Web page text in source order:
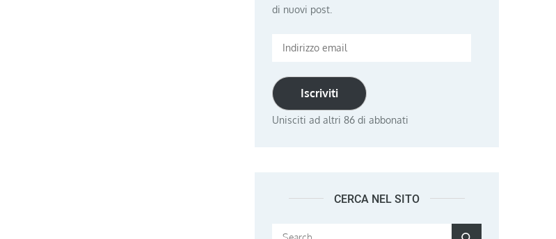
di nuovi post.
Indirizzo
Iscriviti
Unisciti ad altri 86 di abbonati
CERCA NEL SITO
Search